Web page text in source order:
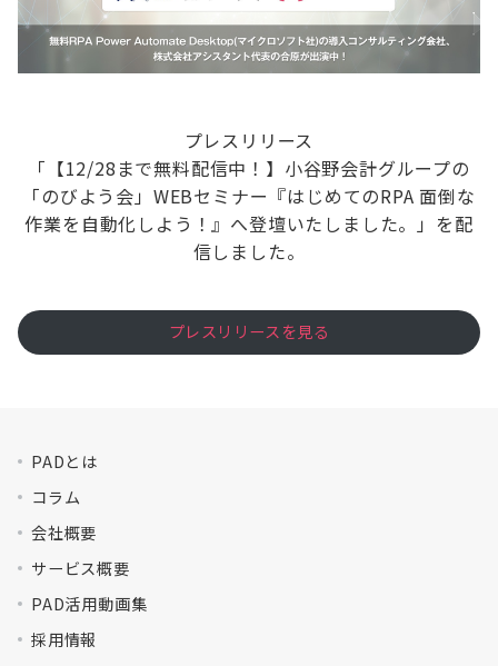
プレスリリース
「【12/28まで無料配信中！】小谷野会計グループの
「のびよう会」WEBセミナー『はじめてのRPA 面倒な
作業を自動化しよう！』へ登壇いたしました。」を配
信しました。
プレスリリースを見る
PADとは
コラム
会社概要
サービス概要
PAD活用動画集
採用情報